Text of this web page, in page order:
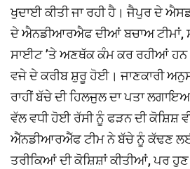
ਖੁਦਾਈ ਕੀਤੀ ਜਾ ਰਹੀ ਹੈ। ਜੈਪੁਰ ਦੇ
ਦੇ ਐਨਡੀਆਰਐਫ ਦੀਆਂ ਬਚਾਅ ਟੀਮਾਂ,
ਸਾਈਟ ’ਤੇ ਅਣਥੱਕ ਕੰਮ ਕਰ ਰਹੀਆਂ
ਵਜੇ ਦੇ ਕਰੀਬ ਸ਼ੁਰੂ ਹੋਈ। ਜਾਣਕਾਰੀ
ਰਾਹੀਂ ਬੱਚੇ ਦੀ ਹਿਲਜੁਲ ਦਾ ਪਤਾ
ਵੱਲ ਵਧੀ ਹੋਈ ਰੱਸੀ ਨੂੰ ਫੜਨ ਦੀ ਕੋਸ਼ਿਸ਼
ਐੱਨਡੀਆਰਐੱਫ ਟੀਮ ਨੇ ਬੱਚੇ ਨੂੰ ਕੱਢਣ
ਤਰੀਕਿਆਂ ਦੀ ਕੋਸ਼ਿਸ਼ਾਂ ਕੀਤੀਆਂ, ਪਰ